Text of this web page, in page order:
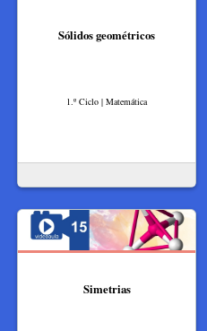
Sólidos geométricos
1.º Ciclo | Matemática
Simetrias